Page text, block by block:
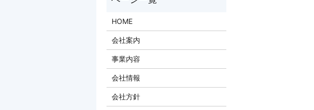
HOME
会社案内
事業内容
会社情報
会社方針